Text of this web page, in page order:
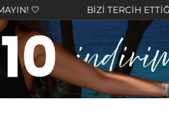
BİZİ TERCİH ETTİĞİNİZ